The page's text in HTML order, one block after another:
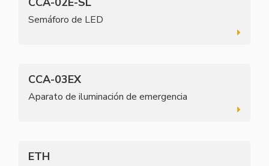
Semáforo de LED
CCA-03EX
Aparato de iluminación de emergencia
ETH